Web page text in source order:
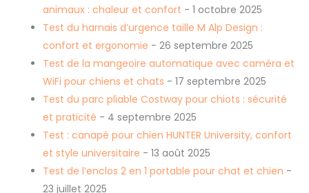
animaux : chaleur et confort - 1 octobre 2025
Test du harnais d’urgence taille M Alp Design :
confort et ergonomie - 26 septembre 2025
Test de la mangeoire automatique avec caméra et
WiFi pour chiens et chats - 17 septembre 2025
Test du parc pliable Costway pour chiots : sécurité
et praticité - 4 septembre 2025
Test : canapé pour chien HUNTER University, confort
et style universitaire - 13 août 2025
Test de l’enclos 2 en 1 portable pour chat et chien -
23 juillet 2025